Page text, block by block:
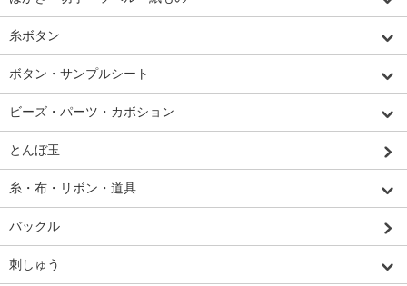
糸ボタン
ボタン・サンプルシート
ビーズ・パーツ・カボション
とんぼ玉
糸・布・リボン・道具
バックル
刺しゅう